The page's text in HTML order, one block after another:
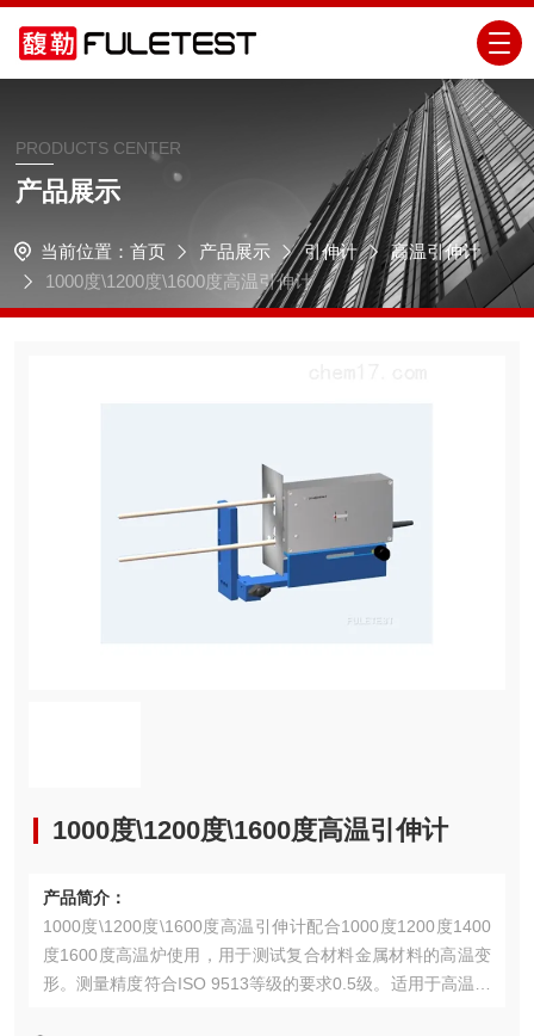
PRODUCTS CENTER
产品展示
当前位置： 首页 产品展示 引伸计
高温引伸计
1000度\1200度\1600度高温引伸计
1000度\1200度\1600度高温引伸计
产品简介：
1000度\1200度\1600度高温引伸计配合1000度1200度1400
度1600度高温炉使用，用于测试复合材料金属材料的高温变
形。测量精度符合ISO 9513等级的要求0.5级。适用于高温拉